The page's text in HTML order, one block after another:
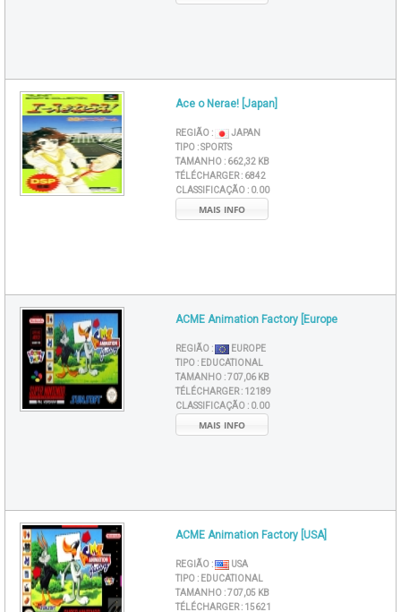
Ace o Nerae! [Japan]
REGIÃO :
JAPAN
TIPO :SPORTS
TAMANHO : 662,32 KB
TÉLÉCHARGER : 6842
CLASSIFICAÇÃO : 0.00
MAIS INFO
ACME Animation Factory [Europe
REGIÃO :
EUROPE
TIPO : EDUCATIONAL
TAMANHO :707,06 KB
TÉLÉCHARGER : 12189
CLASSIFICAÇÃO : 0.00
MAIS INFO
ACME Animation Factory [USA]
REGIÃO :
USA
TIPO : EDUCATIONAL
TAMANHO :707,05 KB
TÉLÉCHARGER : 15621